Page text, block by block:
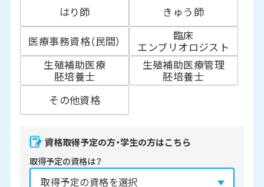
はり師
きゅう師
医療事務資格（民間）
臨床
エンブリオロジスト
生殖補助医療
胚培養士
生殖補助医療管理
胚培養士
その他資格
資格取得予定の方・学生の方はこちら
取得予定の資格は？